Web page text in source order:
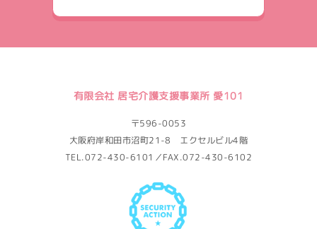
有限会社 居宅介護支援事業所 愛101
〒596-0053
大阪府岸和田市沼町21-8 エクセルビル4階
TEL.072-430-6101／FAX.072-430-6102